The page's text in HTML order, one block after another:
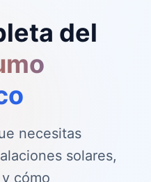
del
necesitas
solares,
cómo